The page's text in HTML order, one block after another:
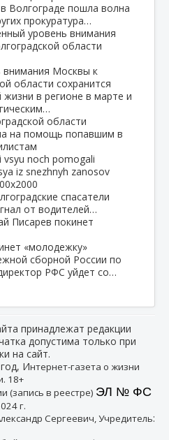
Волгограде пошла волна
прокуратура…
уровень внимания
области
в регионе в марте и
области
на помощь попавшим в
спасатели
от водителей…
Писарев покинет
сборной России по
РФС уйдет со…
принадлежат редакции
допустима только при
на сайт.
Интернет-газета о жизни
18+
(запись в реестре) ЭЛ № ФС
г.
Сергеевич, Учредитель: